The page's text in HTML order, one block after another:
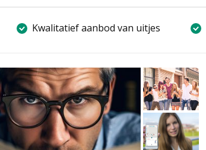
Kwalitatief aanbod van uitjes